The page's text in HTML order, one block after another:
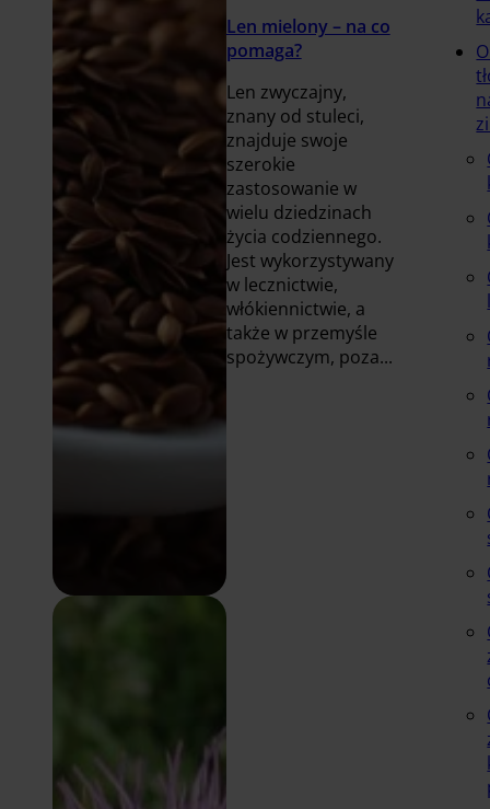
Len mielony – na co
pomaga?
Len zwyczajny,
znany od stuleci,
znajduje swoje
szerokie
zastosowanie w
wielu dziedzinach
życia codziennego.
Jest wykorzystywany
w lecznictwie,
włókiennictwie, a
także w przemyśle
spożywczym, poza...